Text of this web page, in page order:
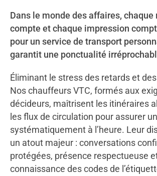
Dans le monde des affaires, chaque
compte et chaque impression
pour un service de transport
garantit une ponctualité
Éliminant le stress des retards et
Nos chauffeurs VTC, formés aux
décideurs, maîtrisent les itinéraires
les flux de circulation pour assurer
systématiquement à l’heure. Leur
un atout majeur : conversations
protégées, présence respectueuse
connaissance des codes de